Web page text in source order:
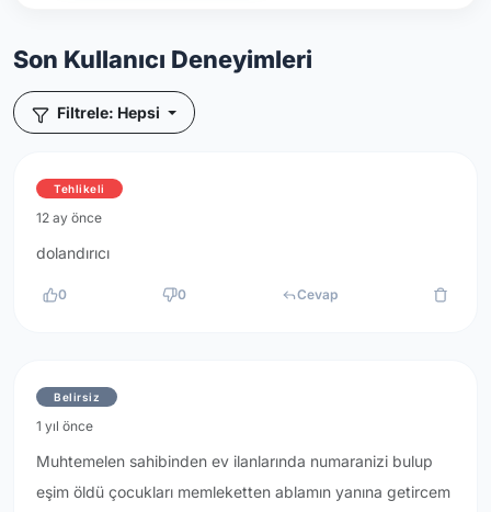
Son Kullanıcı Deneyimleri
Filtrele: Hepsi
Tehlikeli
12 ay önce
dolandırıcı
0 0 Cevap
Belirsiz
1 yıl önce
Muhtemelen sahibinden ev ilanlarında numaranizi bulup
eşim öldü çocukları memleketten ablamın yanına getircem